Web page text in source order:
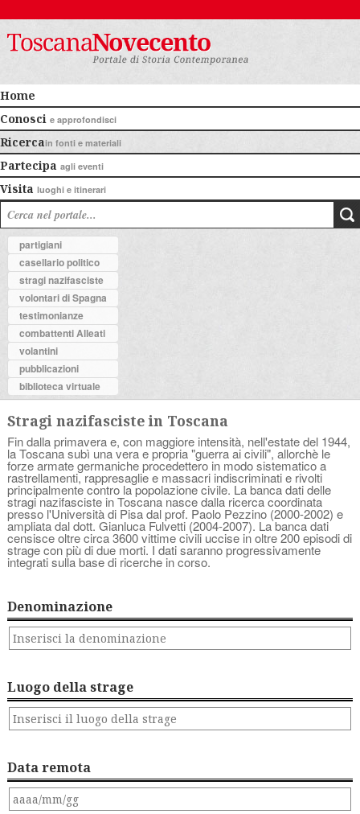
Home
Conosci e approfondisci
Ricercain fonti e materiali
Partecipa agli eventi
Visita luoghi e itinerari
partigiani
casellario politico
stragi nazifasciste
volontari di Spagna
testimonianze
combattenti Alleati
volantini
pubblicazioni
biblioteca virtuale
Stragi nazifasciste in Toscana
Fin dalla primavera e, con maggiore intensità, nell'estate del 1944,
la Toscana subì una vera e propria "guerra ai civili", allorchè le
forze armate germaniche procedettero in modo sistematico a
rastrellamenti, rappresaglie e massacri indiscriminati e rivolti
principalmente contro la popolazione civile. La banca dati delle
stragi nazifasciste in Toscana nasce dalla ricerca coordinata
presso l'Università di Pisa dal prof. Paolo Pezzino (2000-2002) e
ampliata dal dott. Gianluca Fulvetti (2004-2007). La banca dati
censisce oltre circa 3600 vittime civili uccise in oltre 200 episodi di
strage con più di due morti. I dati saranno progressivamente
integrati sulla base di ricerche in corso.
Denominazione
Luogo della strage
Data remota